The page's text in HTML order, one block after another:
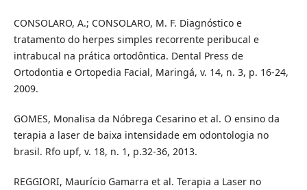
CONSOLARO, A.; CONSOLARO, M. F. Diagnóstico e
tratamento do herpes simples recorrente peribucal e
intrabucal na prática ortodôntica. Dental Press de
Ortodontia e Ortopedia Facial, Maringá, v. 14, n. 3, p. 16-24,
2009.
GOMES, Monalisa da Nóbrega Cesarino et al. O ensino da
terapia a laser de baixa intensidade em odontologia no
brasil. Rfo upf, v. 18, n. 1, p.32-36, 2013.
REGGIORI, Maurício Gamarra et al. Terapia a Laser no